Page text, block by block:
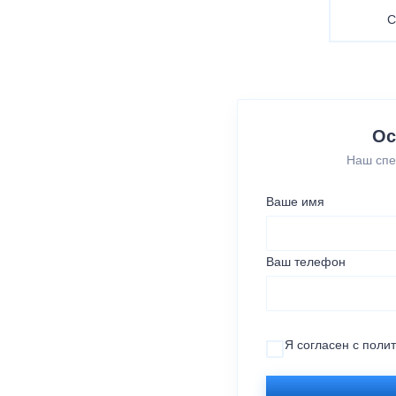
Наш
Ваше имя
Ваш телефон
Я согласен с